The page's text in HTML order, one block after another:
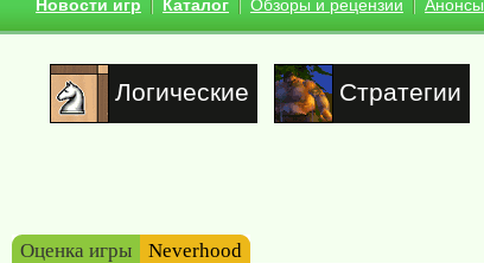
Новости игр Каталог Обзоры и рецензии Анонсы
Логические Стратегии
Оценка игры Neverhood